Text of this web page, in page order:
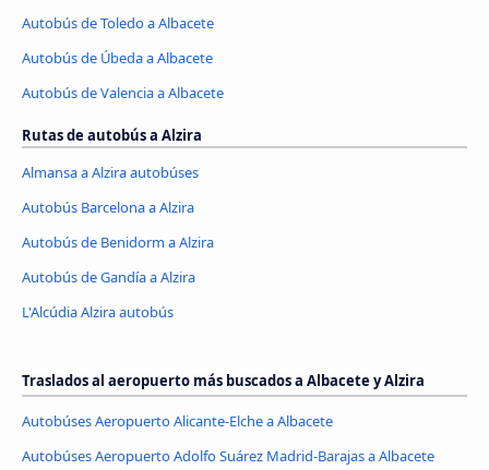
Autobús de Toledo a Albacete
Autobús de Úbeda a Albacete
Autobús de Valencia a Albacete
Rutas de autobús a Alzira
Almansa a Alzira autobúses
Autobús Barcelona a Alzira
Autobús de Benidorm a Alzira
Autobús de Gandía a Alzira
L'Alcúdia Alzira autobús
Traslados al aeropuerto más buscados a Albacete y Alzira
Autobúses Aeropuerto Alicante-Elche a Albacete
Autobúses Aeropuerto Adolfo Suárez Madrid-Barajas a Albacete